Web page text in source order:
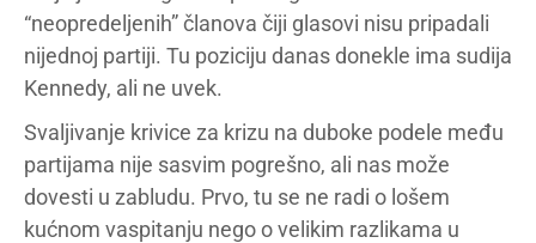
“neopredeljenih” članova čiji glasovi nisu pripadali
nijednoj partiji. Tu poziciju danas donekle ima sudija
Kennedy, ali ne uvek.
Svaljivanje krivice za krizu na duboke podele među
partijama nije sasvim pogrešno, ali nas može
dovesti u zabludu. Prvo, tu se ne radi o lošem
kućnom vaspitanju nego o velikim razlikama u